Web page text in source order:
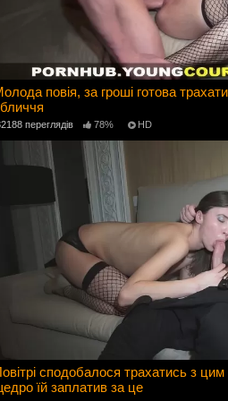
повія, за гроші готова
переглядів 78% HD
сподобалося трахатись з
їй заплатив за це